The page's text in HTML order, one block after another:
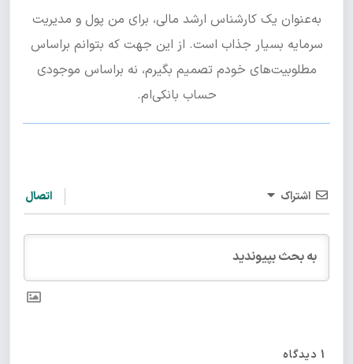
به‌عنوان یک کارشناس ارشد مالی، برای من پول و مدیریت
سرمایه بسیار جذاب است. از این جهت که بتوانم براساس
مطلوبیت‌های خودم تصمیم بگیرم، نه براساس موجودی
حساب بانکی‌ام.
اشتراک اتصال
1 دیدگاه